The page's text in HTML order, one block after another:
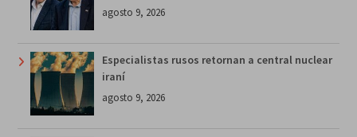
agosto 9, 2026
Especialistas rusos retornan a central nuclear
iraní
agosto 9, 2026